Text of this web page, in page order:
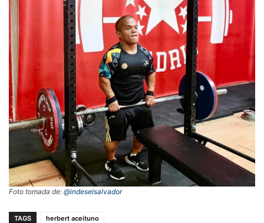
Foto tomada de: @indeselsalvador
TAGS
herbert aceituno